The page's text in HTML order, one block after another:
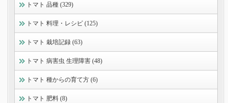
トマト 品種 (329)
トマト 料理・レシピ (125)
トマト 栽培記録 (63)
トマト 病害虫 生理障害 (48)
トマト 種からの育て方 (6)
トマト 肥料 (8)